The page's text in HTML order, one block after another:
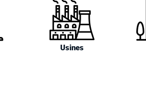
Usines